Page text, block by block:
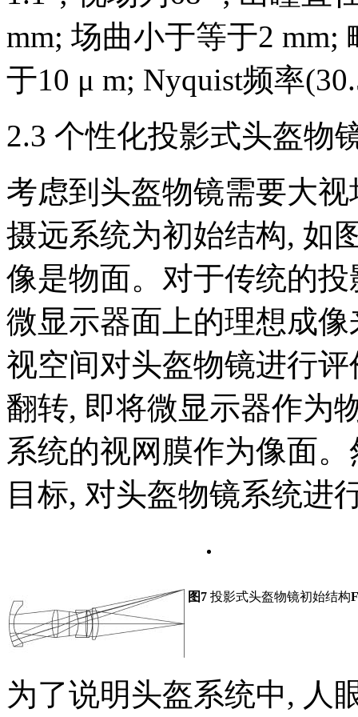
mm; 场曲小于等于2 mm;
于10 μ m; Nyquist频率
2.3 个性化投影式头盔物
考虑到头盔物镜需要大
摄远系统为初始结构, 如
像是物面。对于传统的
微显示器面上的理想成
视空间对头盔物镜进行
翻转, 即将微显示器作为
系统的视网膜作为像面
目标, 对头盔物镜系统进
图7 投影式头盔物镜初始结构
为了说明头盔系统中, 人